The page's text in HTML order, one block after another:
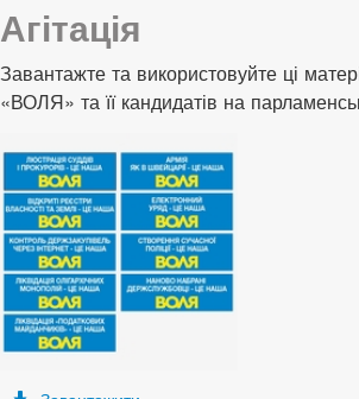
Агітація
Завантажте та використовуйте ці
«ВОЛЯ» та її кандидатів на